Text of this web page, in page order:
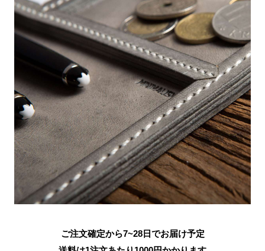
ご注文確定から7~28日でお届け予定